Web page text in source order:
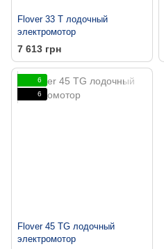
Flover 33 T лодочный
электромотор
7 613 грн
6
6
Flover 45 TG лодочный
электромотор